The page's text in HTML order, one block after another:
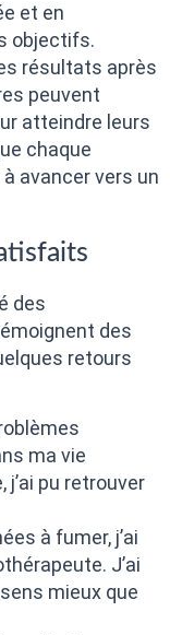
et en
objectifs.
résultats après
peuvent
atteindre leurs
chaque
avancer vers un
des
des
retours
ma vie
j’ai pu retrouver
à fumer, j’ai
J’ai
mieux que